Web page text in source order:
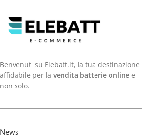
Benvenuti su Elebatt.it, la tua destinazione
affidabile per la vendita batterie online e
non solo.
News